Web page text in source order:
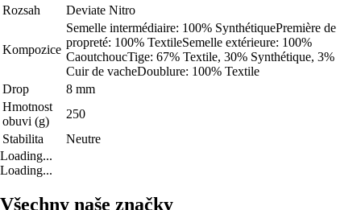
Rozsah
Deviate Nitro
Kompozice
Semelle intermédiaire: 100% SynthétiquePremière de
propreté: 100% TextileSemelle extérieure: 100%
CaoutchoucTige: 67% Textile, 30% Synthétique, 3%
Cuir de vacheDoublure: 100% Textile
Drop
8 mm
Hmotnost
obuvi (g)
250
Stabilita
Neutre
Loading...
Loading...
Všechny naše značky